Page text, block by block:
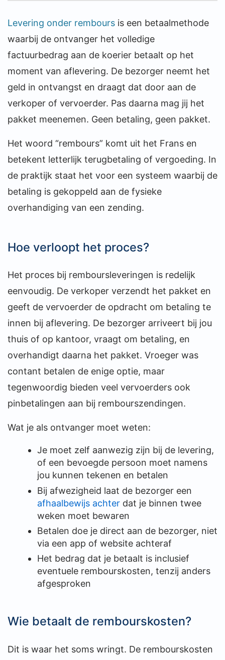
Levering onder rembours is een betaalmethode
waarbij de ontvanger het volledige
factuurbedrag aan de koerier betaalt op het
moment van aflevering. De bezorger neemt het
geld in ontvangst en draagt dat door aan de
verkoper of vervoerder. Pas daarna mag jij het
pakket meenemen. Geen betaling, geen pakket.
Het woord “rembours” komt uit het Frans en
betekent letterlijk terugbetaling of vergoeding. In
de praktijk staat het voor een systeem waarbij de
betaling is gekoppeld aan de fysieke
overhandiging van een zending.
Hoe verloopt het proces?
Het proces bij remboursleveringen is redelijk
eenvoudig. De verkoper verzendt het pakket en
geeft de vervoerder de opdracht om betaling te
innen bij aflevering. De bezorger arriveert bij jou
thuis of op kantoor, vraagt om betaling, en
overhandigt daarna het pakket. Vroeger was
contant betalen de enige optie, maar
tegenwoordig bieden veel vervoerders ook
pinbetalingen aan bij rembourszendingen.
Wat je als ontvanger moet weten:
Je moet zelf aanwezig zijn bij de levering,
of een bevoegde persoon moet namens
jou kunnen tekenen en betalen
Bij afwezigheid laat de bezorger een
afhaalbewijs achter dat je binnen twee
weken moet bewaren
Betalen doe je direct aan de bezorger, niet
via een app of website achteraf
Het bedrag dat je betaalt is inclusief
eventuele rembourskosten, tenzij anders
afgesproken
Wie betaalt de rembourskosten?
Dit is waar het soms wringt. De rembourskosten